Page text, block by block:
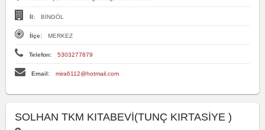
İl: BİNGÖL
İlçe: MERKEZ
Telefon: 5303277879
Email: mira6112@hotmail.com
SOLHAN TKM KITABEVİ(TUNÇ KIRTASİYE )